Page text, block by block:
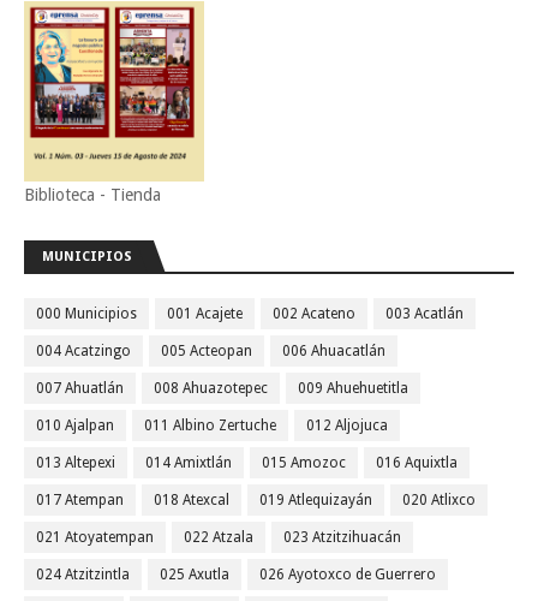
Biblioteca - Tienda
MUNICIPIOS
000 Municipios 001 Acajete 002 Acateno 003 Acatlán
004 Acatzingo 005 Acteopan 006 Ahuacatlán
007 Ahuatlán 008 Ahuazotepec 009 Ahuehuetitla
010 Ajalpan 011 Albino Zertuche 012 Aljojuca
013 Altepexi 014 Amixtlán 015 Amozoc 016 Aquixtla
017 Atempan 018 Atexcal 019 Atlequizayán 020 Atlixco
021 Atoyatempan 022 Atzala 023 Atzitzihuacán
024 Atzitzintla 025 Axutla 026 Ayotoxco de Guerrero